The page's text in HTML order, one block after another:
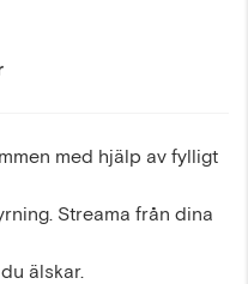
med hjälp av fylligt
Streama från dina
älskar.